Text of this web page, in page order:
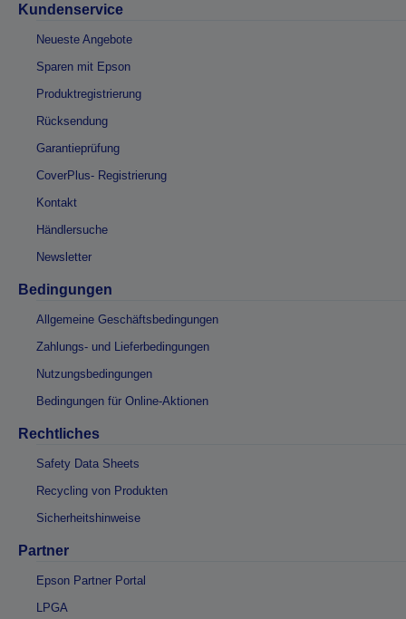
Kundenservice
Neueste Angebote
Sparen mit Epson
Produktregistrierung
Rücksendung
Garantieprüfung
CoverPlus- Registrierung
Kontakt
Händlersuche
Newsletter
Bedingungen
Allgemeine Geschäftsbedingungen
Zahlungs- und Lieferbedingungen
Nutzungsbedingungen
Bedingungen für Online-Aktionen
Rechtliches
Safety Data Sheets
Recycling von Produkten
Sicherheitshinweise
Partner
Epson Partner Portal
LPGA